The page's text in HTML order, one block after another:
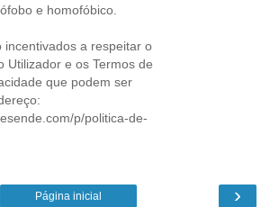
e homofóbico.
incentivados a respeitar o
Utilizador e os Termos de
que podem ser
p/politica-de-
›
Página inicial